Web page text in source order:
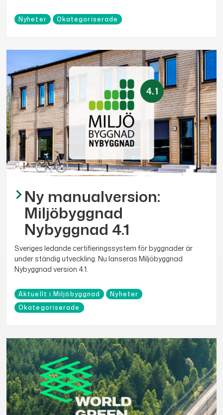
Nyheter Okategoriserade
Ny manualversion:
Miljöbyggnad
Nybyggnad 4.1
Sveriges ledande certifieringssystem för byggnader är
under ständig utveckling. Nu lanseras Miljöbyggnad
Nybyggnad version 4.1.
Aktuellt i Miljöbyggnad
Nyheter
Okategoriserade